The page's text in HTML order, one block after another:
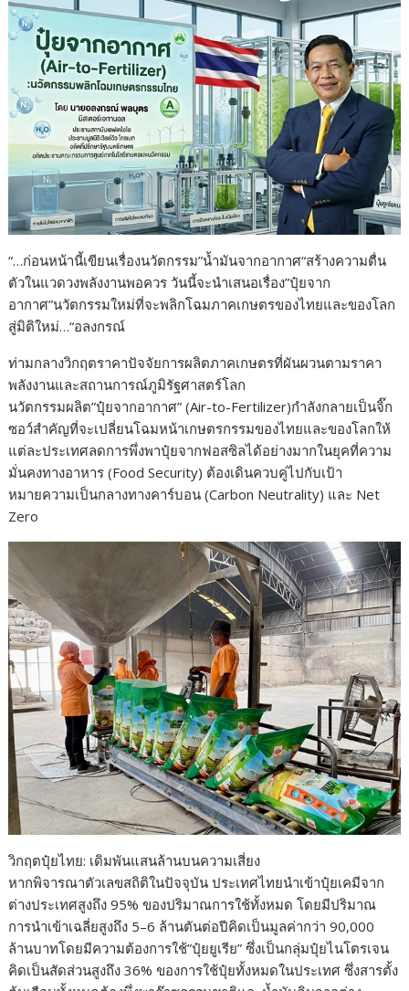
“…ก่อนหน้านี้เขียนเรื่องนวัตกรรม”น้ำมันจากอากาศ“สร้างความตื่น
ตัวในแวดวงพลังงานพอควร วันนี้จะนำเสนอเรื่อง”ปุ๋ยจาก
อากาศ”นวัตกรรมใหม่ที่จะพลิกโฉมภาคเกษตรของไทยและของโลก
สู่มิติใหม่…“อลงกรณ์
ท่ามกลางวิกฤตราคาปัจจัยการผลิตภาคเกษตรที่ผันผวนตามราคา
พลังงานและสถานการณ์ภูมิรัฐศาสตร์โลก
นวัตกรรมผลิต”ปุ๋ยจากอากาศ” (Air-to-Fertilizer)กำลังกลายเป็นจิ๊ก
ซอว์สำคัญที่จะเปลี่ยนโฉมหน้าเกษตรกรรมของไทยและของโลกให้
แต่ละประเทศลดการพึ่งพาปุ๋ยจากฟอสซิลได้อย่างมากในยุคที่ความ
มั่นคงทางอาหาร (Food Security) ต้องเดินควบคู่ไปกับเป้า
หมายความเป็นกลางทางคาร์บอน (Carbon Neutrality) และ Net
Zero
วิกฤตปุ๋ยไทย: เดิมพันแสนล้านบนความเสี่ยง
หากพิจารณาตัวเลขสถิติในปัจจุบัน ประเทศไทยนำเข้าปุ๋ยเคมีจาก
ต่างประเทศสูงถึง 95% ของปริมาณการใช้ทั้งหมด โดยมีปริมาณ
การนำเข้าเฉลี่ยสูงถึง 5–6 ล้านตันต่อปีคิดเป็นมูลค่ากว่า 90,000
ล้านบาทโดยมีความต้องการใช้”ปุ๋ยยูเรีย” ซึ่งเป็นกลุ่มปุ๋ยไนโตรเจน
คิดเป็นสัดส่วนสูงถึง 36% ของการใช้ปุ๋ยทั้งหมดในประเทศ ซึ่งสารตั้ง